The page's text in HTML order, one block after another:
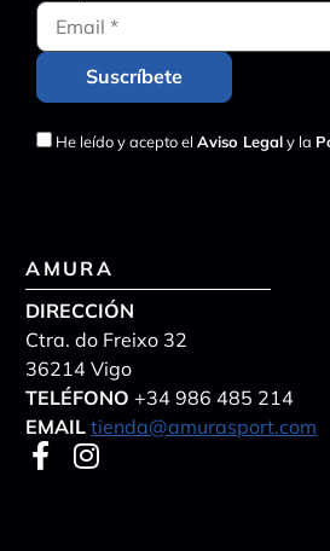
He leído y acepto el Aviso Legaly la
AMURA
DIRECCIÓN
Ctra. do Freixo 32
36214 Vigo
TELÉFONO+34 986 485 214
EMAIL tienda@amurasport.com